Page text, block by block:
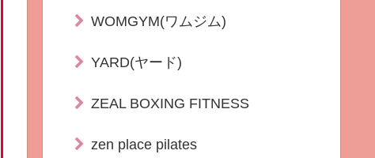
WOMGYM(ワムジム)
YARD(ヤード)
ZEAL BOXING FITNESS
zen place pilates